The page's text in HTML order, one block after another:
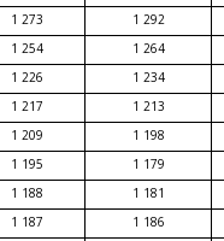
1 273
1 292
1 254
1 264
1 226
1 234
1 217
1 213
1 209
1 198
1 195
1 179
1 188
1 181
1 187
1 186